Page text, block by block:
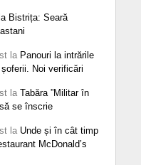
Bistrița: Seară
la Panouri la intrările
Noi verificări
la Tabăra ”Militar în
se înscrie
la Unde și în cât timp
McDonald’s